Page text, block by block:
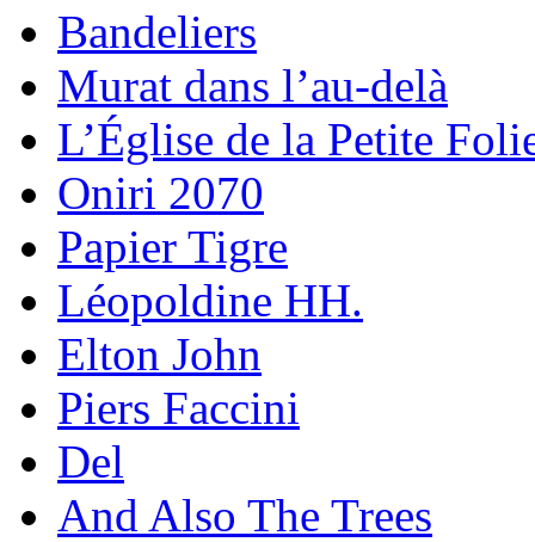
Bandeliers
Murat dans l’au-delà
L’Église de la Petite
Oniri 2070
Papier Tigre
Léopoldine HH.
Elton John
Piers Faccini
Del
And Also The Trees